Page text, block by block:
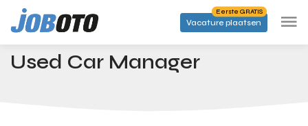
Skip to main content
Vacature plaatsen
Eerste GRATIS
Startpagina Banen Used Car Manager
Used Car Manager